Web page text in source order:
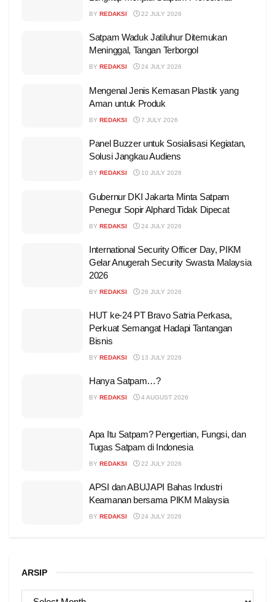
BY REDAKSI 22 JULY 2026
Satpam Waduk Jatiluhur Ditemukan
Meninggal, Tangan Terborgol
BY REDAKSI 24 JULY 2026
Mengenal Jenis Kemasan Plastik yang
Aman untuk Produk
BY REDAKSI 7 JULY 2026
Panel Buzzer untuk Sosialisasi Kegiatan,
Solusi Jangkau Audiens
BY REDAKSI 10 JULY 2026
Gubernur DKI Jakarta Minta Satpam
Penegur Sopir Alphard Tidak Dipecat
BY REDAKSI 24 JULY 2026
International Security Officer Day, PIKM
Gelar Anugerah Security Swasta Malaysia
2026
BY REDAKSI 26 JULY 2026
HUT ke-24 PT Bravo Satria Perkasa,
Perkuat Semangat Hadapi Tantangan
Bisnis
BY REDAKSI 13 JULY 2026
Hanya Satpam…?
BY REDAKSI 4 AUGUST 2026
Apa Itu Satpam? Pengertian, Fungsi, dan
Tugas Satpam di Indonesia
BY REDAKSI 22 JULY 2026
APSI dan ABUJAPI Bahas Industri
Keamanan bersama PIKM Malaysia
BY REDAKSI 24 JULY 2026
ARSIP
ARSIP